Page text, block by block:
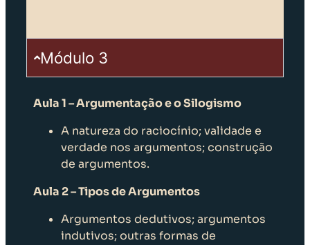
Módulo 3
Aula 1 – Argumentação e o Silogismo
A natureza do raciocínio; validade e
verdade nos argumentos; construção
de argumentos.
Aula 2 – Tipos de Argumentos
Argumentos dedutivos; argumentos
indutivos; outras formas de